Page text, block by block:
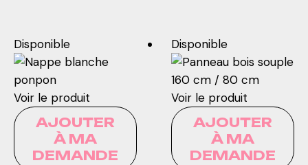
peluche
Disponible
Voir le produit
AJOUTER
À MA
DEMANDE
Disponible
Voir le produit
AJOUTER
À MA
DEMANDE